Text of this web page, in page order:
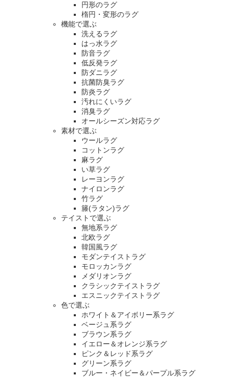
円形のラグ
楕円・変形のラグ
機能で選ぶ
洗えるラグ
はっ水ラグ
防音ラグ
低反発ラグ
防ダニラグ
抗菌防臭ラグ
防炎ラグ
汚れにくいラグ
消臭ラグ
オールシーズン対応ラグ
素材で選ぶ
ウールラグ
コットンラグ
麻ラグ
い草ラグ
レーヨンラグ
ナイロンラグ
竹ラグ
籐(ラタン)ラグ
テイストで選ぶ
無地系ラグ
北欧ラグ
韓国風ラグ
モダンテイストラグ
モロッカンラグ
メダリオンラグ
クラシックテイストラグ
エスニックテイストラグ
色で選ぶ
ホワイト＆アイボリー系ラグ
ベージュ系ラグ
ブラウン系ラグ
イエロー＆オレンジ系ラグ
ピンク＆レッド系ラグ
グリーン系ラグ
ブルー・ネイビー＆パープル系ラグ